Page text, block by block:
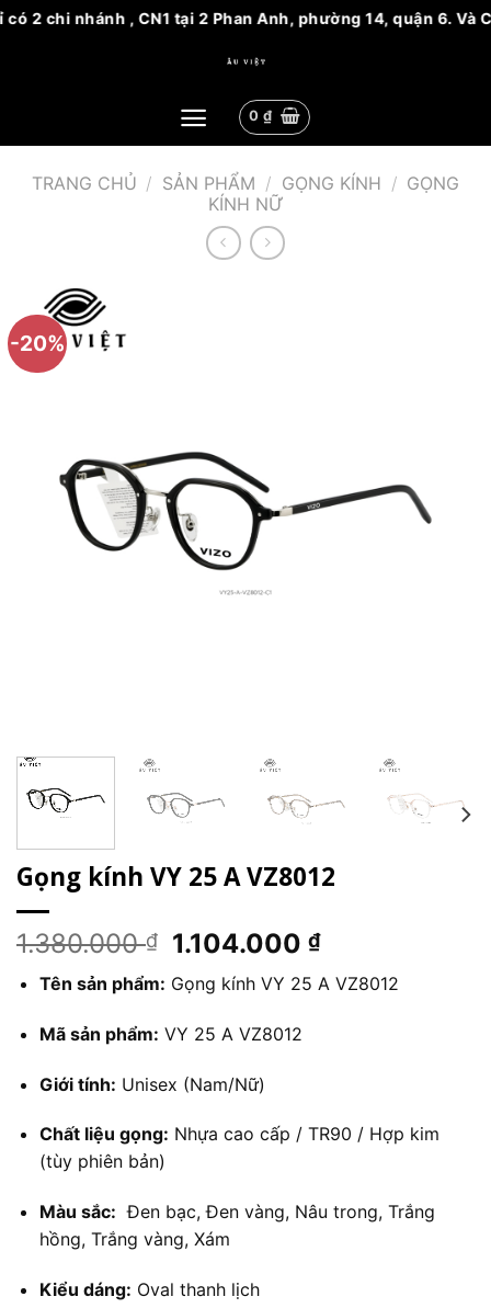
chi nhánh , CN1 tại 2 Phan Anh, phường 14, quận 6. Và
0 ₫
TRANG CHỦ / SẢN PHẨM / GỌNG KÍNH / GỌNG
KÍNH NỮ
-20%
Gọng kính VY 25 A VZ8012
1.380.000₫
Giá
gốc
là:
1.380.000 ₫.
1.104.000₫Giá
hiện
tại
Tên sản phẩm: Gọng kính VY 25 A VZ8012
Mã sản phẩm: VY 25 A VZ8012
Giới tính: Unisex (Nam/Nữ)
Chất liệu gọng: Nhựa cao cấp / TR90 / Hợp kim
(tùy phiên bản)
Màu sắc: Đen bạc, Đen vàng, Nâu trong, Trắng
hồng, Trắng vàng, Xám
Kiểu dáng: Oval thanh lịch